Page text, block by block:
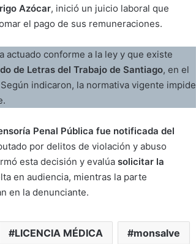
Azócar, inició un juicio laboral que
el pago de sus remuneraciones.
conforme a la ley y que existe
de Letras del Trabajo de Santiago, en el
indicaron, la normativa vigente impide
Penal Pública fue notificada del
por delitos de violación y abuso
esta decisión y evalúa solicitar la
en audiencia, mientras la parte
en la denunciante.
LICENCIA MÉDICA monsalve